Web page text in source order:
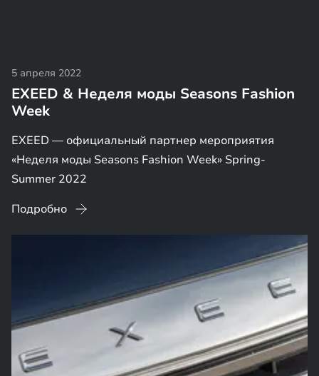
5 апреля 2022
EXEED & Неделя моды Seasons Fashion
Week
EXEED — официальный партнер мероприятия
«Неделя моды Seasons Fashion Week» Spring-
Summer 2022
Подробно